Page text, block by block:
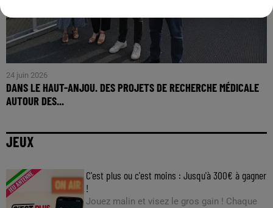
24 juin 2026
DANS LE HAUT-ANJOU. DES PROJETS DE RECHERCHE MÉDICALE
AUTOUR DES...
JEUX
C'est plus ou c'est moins : Jusqu'à 300€ à gagner
!
Jouez malin et visez le gros gain ! Chaque